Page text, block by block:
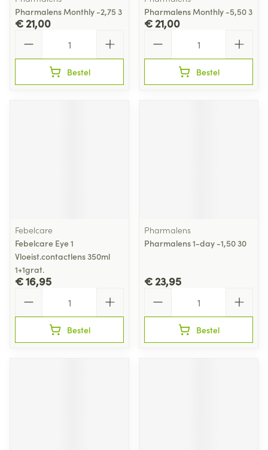
Pharmalens Monthly -2,75 3
€ 21,00
Bestel
Pharmalens Monthly -5,50 3
€ 21,00
Bestel
Febelcare
Febelcare Eye 1
Vloeist.contactlens 350ml
1+1grat.
€ 16,95
Bestel
Pharmalens
Pharmalens 1-day -1,50 30
€ 23,95
Bestel